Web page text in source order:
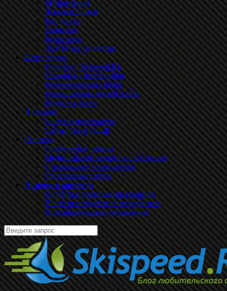
Мультиспорт
Лыжные гонки
Бег / кросс
Триатлон
Велогонки
Другие виды спорта
Фото, видео
Фотоблог Skispeed.Ru
Ссылки на фотографии
Фоторепортажы блога
Фотоальбомы друзей блога
Видео на блоге
Полезное
Спортивные товары
Сайты трансляций
Справка
Спортивные школы
Медицинский осмотр спортсменов
Страхование спортсменов
Спортивные сайты
Помощь и контакты
Политика конфиденциальности
Политика обработки метаданных
Пользовательское соглашение